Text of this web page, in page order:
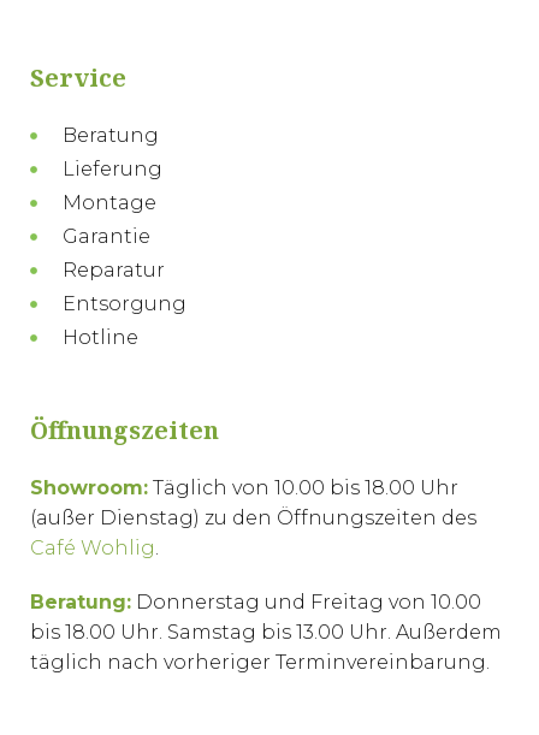
Service
Beratung
Lieferung
Montage
Garantie
Reparatur
Entsorgung
Hotline
Öffnungszeiten
Showroom: Täglich von 10.00 bis 18.00 Uhr
(außer Dienstag) zu den Öffnungszeiten des
Café Wohlig.
Beratung: Donnerstag und Freitag von 10.00
bis 18.00 Uhr. Samstag bis 13.00 Uhr. Außerdem
täglich nach vorheriger Terminvereinbarung.